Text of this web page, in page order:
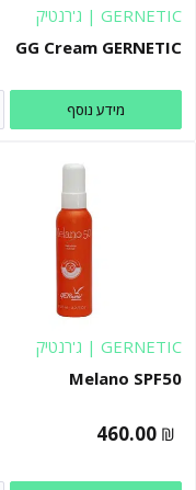
GERNETIC | ג'רנטיק
GG Cream GERNETIC
מידע נוסף
GERNETIC | ג'רנטיק
Melano SPF50
460.00 ₪